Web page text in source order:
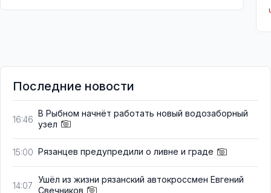
Последние новости
16:46
В Рыбном начнёт работать новый водозаборный
узел
15:00 Рязанцев предупредили о ливне и граде
14:07
Ушёл из жизни рязанский автокроссмен Евгений
Свечников